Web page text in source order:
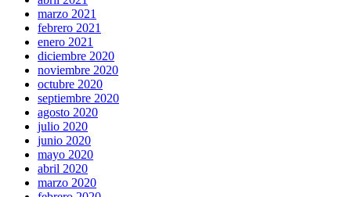
marzo 2021
febrero 2021
enero 2021
diciembre 2020
noviembre 2020
octubre 2020
septiembre 2020
agosto 2020
julio 2020
junio 2020
mayo 2020
abril 2020
marzo 2020